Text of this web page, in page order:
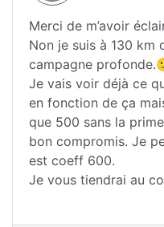
Merci de m’avoir
Non je suis à 130 km
campagne
Je vais voir déjà ce
en fonction de ça
que 500 sans la
bon compromis. Je
est coeff 600.
Je vous tiendrai au